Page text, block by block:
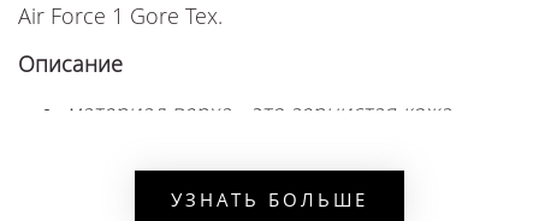
Air Force 1 Gore Tex.
Описание
материал верха - это зернистая кожа,
УЗНАТЬ БОЛЬШЕ